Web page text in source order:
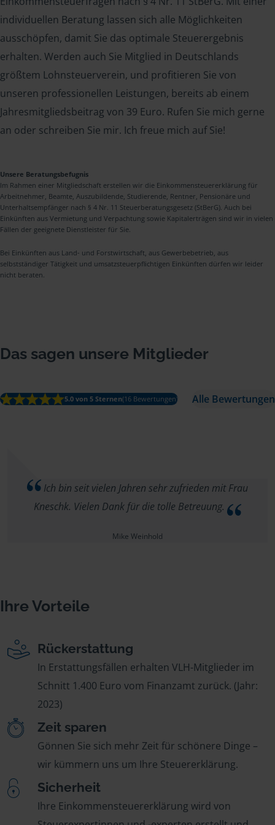
individuellen Beratung lassen sich alle Möglichkeiten
ausschöpfen, damit Sie das optimale Steuerergebnis
erhalten. Werden auch Sie Mitglied in Deutschlands
größtem Lohnsteuerverein, und profitieren Sie von
unseren professionellen Leistungen, bereits ab einem
Jahresmitgliedsbeitrag von 39 Euro. Rufen Sie mich gerne
an oder schreiben Sie mir. Ich freue mich auf Sie!
Unsere Beratungsbefugnis
Im Rahmen einer Mitgliedschaft erstellen wir die Einkommensteuererklärung für
Arbeitnehmer, Beamte, Auszubildende, Studierende, Rentner, Pensionäre und
Unterhaltsempfänger nach § 4 Nr. 11 Steuerberatungsgesetz (StBerG). Auch bei
Einkünften aus Vermietung und Verpachtung sowie Kapitalerträgen sind wir in vielen
Fällen der geeignete Dienstleister für Sie.
Bei Einkünften aus Land- und Forstwirtschaft, aus Gewerbebetrieb, aus
selbstständiger Tätigkeit und umsatzsteuerpflichtigen Einkünften dürfen wir leider
nicht beraten.
Das sagen unsere Mitglieder
5.0 von 5 Sternen(16 Bewertungen) Alle Bewertungen
Ich bin seit vielen Jahren sehr zufrieden mit Frau
Kneschk. Vielen Dank für die tolle Betreuung.
Mike Weinhold
Ihre Vorteile
Rückerstattung
In Erstattungsfällen erhalten VLH-Mitglieder im
Schnitt 1.400 Euro vom Finanzamt zurück. (Jahr:
2023)
Zeit sparen
Gönnen Sie sich mehr Zeit für schönere Dinge –
wir kümmern uns um Ihre Steuererklärung.
Sicherheit
Ihre Einkommensteuererklärung wird von